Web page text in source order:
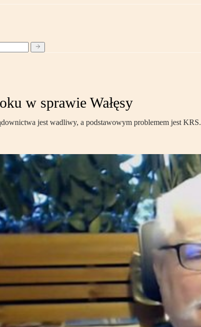
w sprawie Wałęsy
jest wadliwy, a podstawowym problemem jest KRS.